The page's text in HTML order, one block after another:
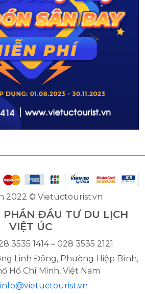
2022 © Vietuctourist.vn
PHẦN ĐẦU TƯ DU LỊCH
VIỆT ÚC
3535 1414 – 028 3535 2121
Linh Đông, Phường Hiệp Bình,
Hồ Chí Minh, Việt Nam
info@vietuctourist.vn